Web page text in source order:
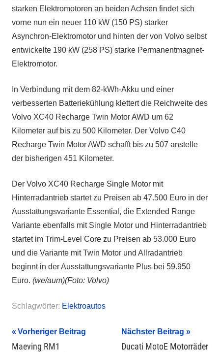
starken Elektromotoren an beiden Achsen findet sich
vorne nun ein neuer 110 kW (150 PS) starker
Asynchron-Elektromotor und hinten der von Volvo selbst
entwickelte 190 kW (258 PS) starke Permanentmagnet-
Elektromotor.
In Verbindung mit dem 82-kWh-Akku und einer
verbesserten Batteriekühlung klettert die Reichweite des
Volvo XC40 Recharge Twin Motor AWD um 62
Kilometer auf bis zu 500 Kilometer. Der Volvo C40
Recharge Twin Motor AWD schafft bis zu 507 anstelle
der bisherigen 451 Kilometer.
Der Volvo XC40 Recharge Single Motor mit
Hinterradantrieb startet zu Preisen ab 47.500 Euro in der
Ausstattungsvariante Essential, die Extended Range
Variante ebenfalls mit Single Motor und Hinterradantrieb
startet im Trim-Level Core zu Preisen ab 53.000 Euro
und die Variante mit Twin Motor und Allradantrieb
beginnt in der Ausstattungsvariante Plus bei 59.950
Euro. (we/aum)(Foto: Volvo)
Schlagwörter: Elektroautos
Beitragsnavigation
Vorheriger Beitrag
Maeving RM1
Nächster Beitrag
Ducati MotoE Motorräder